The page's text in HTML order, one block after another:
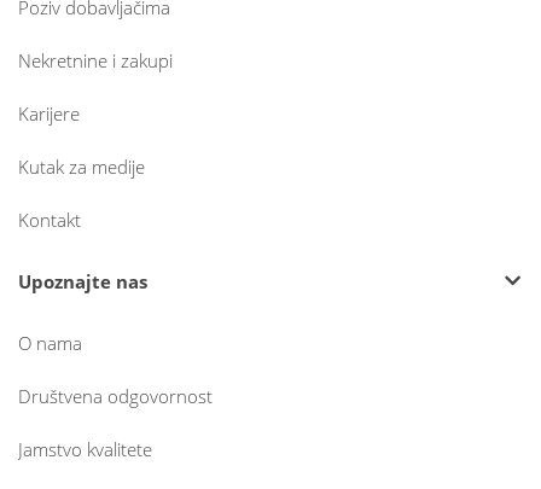
Poziv dobavljačima
Nekretnine i zakupi
Karijere
Kutak za medije
Kontakt
Upoznajte nas
O nama
Društvena odgovornost
Jamstvo kvalitete